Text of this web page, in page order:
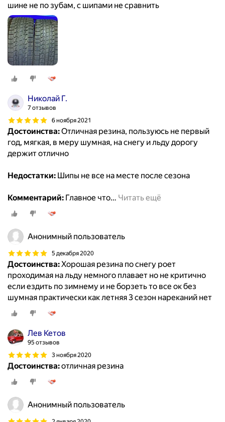
шине не по зубам, с шипами не сравнить
Николай Г.
7 отзывов
6 ноября 2021
Достоинства:Отличная резина, пользуюсь не первый
год, мягкая, в меру шумная, на снегу и льду дорогу
держит отлично
Недостатки: Шипы не все на месте после сезона
Комментарий: Главное что… Читать ещё
Анонимный пользователь
5 декабря 2020
Достоинства:Хорошая резина по снегу роет
проходимая на льду немного плавает но не критично
если ездить по зимнему и не борзеть то все ок без
шумная практически как летняя 3 сезон нареканий нет
Лев Кетов
95 отзывов
3 ноября 2020
Достоинства:отличная резина
Анонимный пользователь